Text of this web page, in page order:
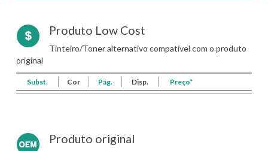
Produto Low Cost
Tinteiro/Toner alternativo compatível com o produto
original
Subst. Cor Pág. Disp. Preço*
Produto original